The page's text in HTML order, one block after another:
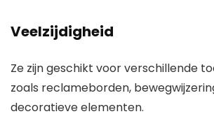
Veelzijdigheid
Ze zijn geschikt voor verschillende
zoals reclameborden,
decoratieve elementen.